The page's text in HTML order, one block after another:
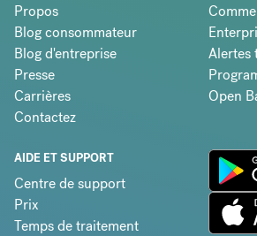
Propos
Blog consommateur
Blog d'entreprise
Presse
Carrières
Contactez
Alertes
Open
AIDE ET SUPPORT
Centre de support
Prix
Temps de traitement